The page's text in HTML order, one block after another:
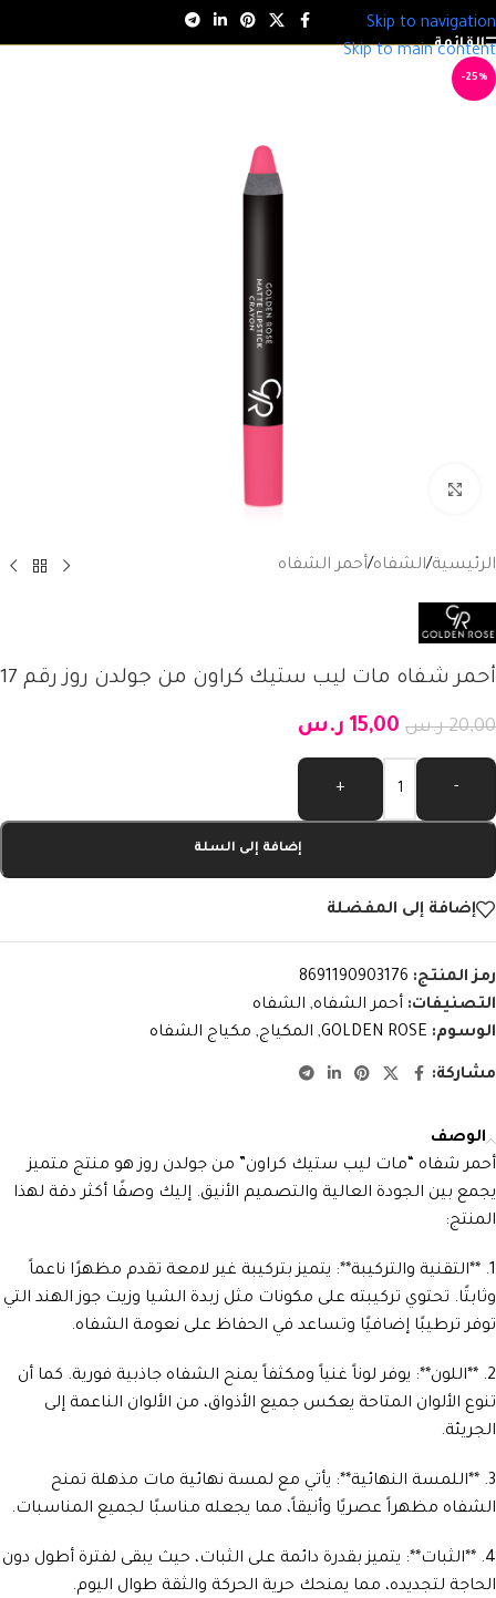
Skip to navigation
Skip to main content
القائمة
-25%
الرئيسية/الشفاه/أحمر الشفاه
أحمر شفاه مات ليب ستيك كراون من جولدن روز رقم 17
20,00 ر.س 15,00 ر.س
-
+
إضافة إلى السلة
Alternative:
إضافة إلى المفضلة
رمز المنتج: 8691190903176
التصنيفات: أحمر الشفاه, الشفاه
الوسوم: GOLDEN ROSE
, المكياج, مكياج الشفاه
مشاركة:
الوصف
أحمر شفاه “مات ليب ستيك كراون” من جولدن روز هو منتج متميز
يجمع بين الجودة العالية والتصميم الأنيق. إليك وصفًا أكثر دقة لهذا
المنتج:
1. **التقنية والتركيبة**: يتميز بتركيبة غير لامعة تقدم مظهرًا ناعماً
وثابتًا. تحتوي تركيبته على مكونات مثل زبدة الشيا وزيت جوز الهند التي
توفر ترطيبًا إضافيًا وتساعد في الحفاظ على نعومة الشفاه.
2. **اللون**: يوفر لوناً غنياً ومكثفاً يمنح الشفاه جاذبية فورية. كما أن
تنوع الألوان المتاحة يعكس جميع الأذواق، من الألوان الناعمة إلى
الجريئة.
3. **اللمسة النهائية**: يأتي مع لمسة نهائية مات مذهلة تمنح
الشفاه مظهراً عصريًا وأنيقاً، مما يجعله مناسبًا لجميع المناسبات.
4. **الثبات**: يتميز بقدرة دائمة على الثبات، حيث يبقى لفترة أطول دون
الحاجة لتجديده، مما يمنحك حرية الحركة والثقة طوال اليوم.